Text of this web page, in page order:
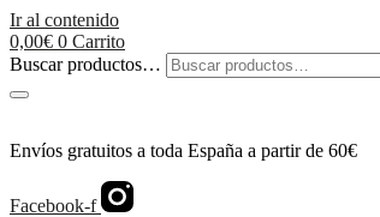
Ir al contenido
0,00€ 0 Carrito
Buscar productos…
Envíos gratuitos a toda España a partir de 60€
Facebook-f